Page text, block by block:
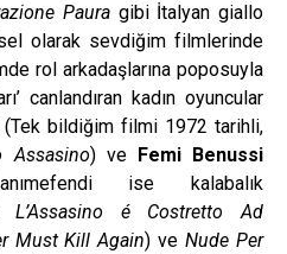
Pauragibi İtalyan giallo
olarak sevdiğim filmlerinde
rol arkadaşlarına poposuyla
canlandıran kadın oyuncular
(Tek bildiğim filmi 1972 tarihli,
Assasino) ve
Femi Benussi
ise kalabalık
L’Assasino é Costretto Ad
Must Kill Again) veNude Per